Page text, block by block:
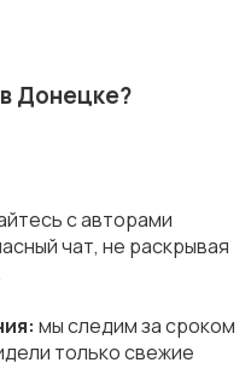
Донецке?
с авторами
чат, не раскрывая
мы следим за сроком
только свежие